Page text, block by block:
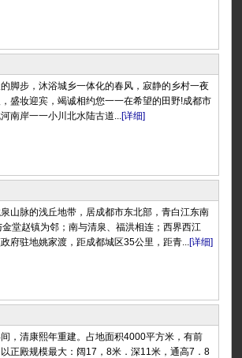
脚步，沐浴城乡一体化的春风，寂静的乡村一夜
盛妆迎宾，竭诚相约您一一在希望的田野!成都市
南岸一一小川北水陆古道...[详细]
山脉的浅丘地带，居成都市东北部，青白江东南
堂赵镇为邻；南与清泉、福洪相连；西界西江
府驻地姚家渡，距成都城区35公里，距青...[详细]
，清康熙年重建。占地面积4000平方米，有前
正殿规模最大：阔17，8米．深11米，通高7．8